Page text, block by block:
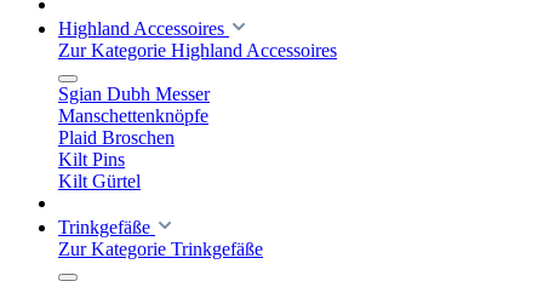
Highland Accessoires
Zur Kategorie Highland Accessoires
Sgian Dubh Messer
Manschettenknöpfe
Plaid Broschen
Kilt Pins
Kilt Gürtel
Trinkgefäße
Zur Kategorie Trinkgefäße